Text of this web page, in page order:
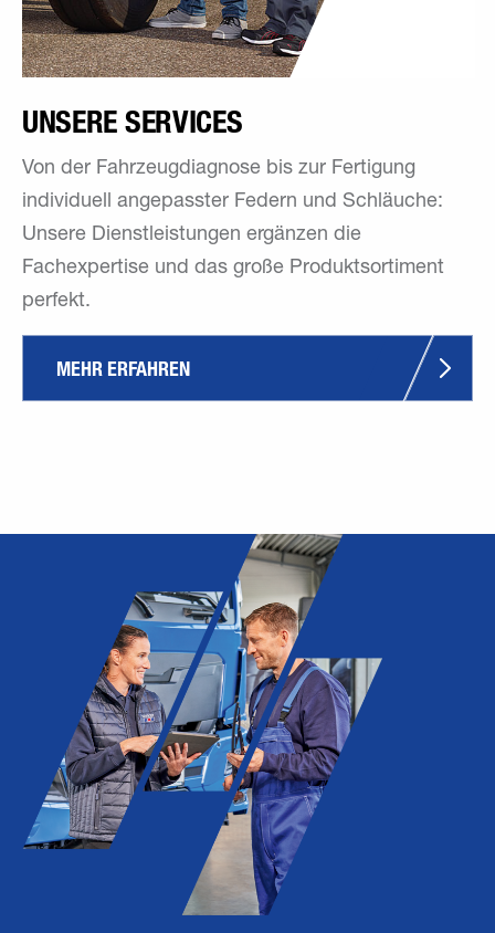
UNSERE SERVICES
Von der Fahrzeugdiagnose bis zur Fertigung
individuell angepasster Federn und Schläuche:
Unsere Dienstleistungen ergänzen die
Fachexpertise und das große Produktsortiment
perfekt.
MEHR ERFAHREN